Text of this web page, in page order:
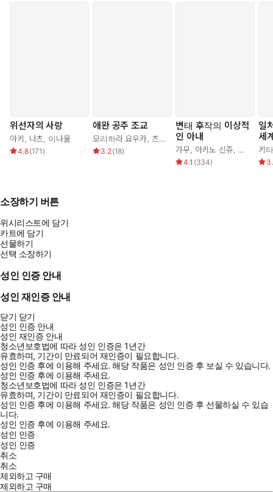
위선자의 사랑
아키, 나츠, 이나율
4.8(171 )
애완 공주 조교
모리하라 요우카, 츠키모리 아이라
3.2(18)
변태 후작의 이상적
인 아내
가무, 아키노 신쥬, 조아라
4.1 (334)
일
세
키
소장하기 버튼
위시리스트에 담기
카트에 담기
선물하기
선택 소장하기
성인 인증 안내
성인 재인증 안내
닫기 닫기
성인 인증 안내
성인 재인증 안내
청소년보호법에 따라 성인 인증은 1년간
유효하며, 기간이 만료되어 재인증이 필요합니다.
성인 인증 후에 이용해 주세요.해당 작품은 성인 인증 후 보실 수 있습니다.
성인 인증 후에 이용해 주세요.
청소년보호법에 따라 성인 인증은 1년간
유효하며, 기간이 만료되어 재인증이 필요합니다.
성인 인증 후에 이용해 주세요.해당 작품은 성인 인증 후 선물하실 수 있습
니다.
성인 인증 후에 이용해 주세요.
성인 인증
성인 인증
취소
취소
제외하고 구매
제외하고 구매